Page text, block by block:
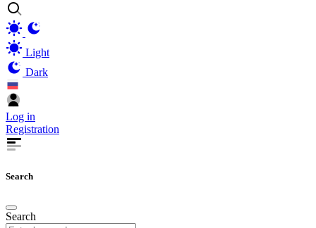
Light
Dark
Log in
Registration
Search
Search